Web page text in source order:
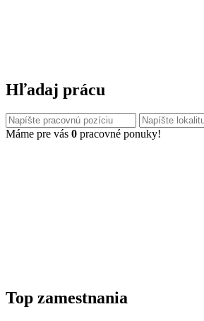
Hľadaj prácu
Máme pre vás 0 pracovné ponuky!
Top zamestnania